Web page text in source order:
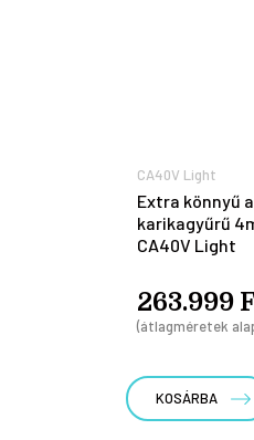
CA40V Light
Extra könnyű
karikagyűrű
CA40V Light
263.999
(átlagméretek
KOSÁRBA